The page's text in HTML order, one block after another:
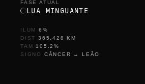
FASE ATUAL
LUA MINGUANTE
ILUM 6 %
DIST
365.428
KM
TAM
105.2%
SIGNO
CÂNCER →LEÃO